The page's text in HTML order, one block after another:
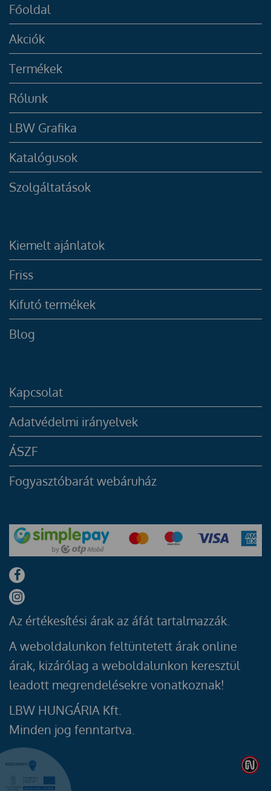
Főoldal
Akciók
Termékek
Rólunk
LBW Grafika
Katalógusok
Szolgáltatások
Kiemelt ajánlatok
Friss
Kifutó termékek
Blog
Kapcsolat
Adatvédelmi irányelvek
ÁSZF
Fogyasztóbarát webáruház
Az értékesítési árak az áfát tartalmazzák.
A weboldalunkon feltüntetett árak online
árak, kizárólag a weboldalunkon keresztül
leadott megrendelésekre vonatkoznak!
LBW HUNGÁRIA Kft.
Minden jog fenntartva.